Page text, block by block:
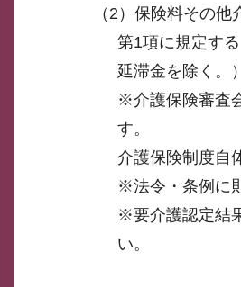
（2）保険料その
第1項に規定する
延滞金を除く。
※介護保険審査
す。
介護保険制度自
※法令・条例に
※要介護認定結
い。